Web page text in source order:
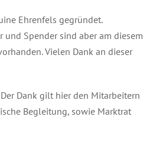
Ehrenfels gegründet.
Spender sind aber am diesem
Vielen Dank an dieser
Dank gilt hier den Mitarbeitern
Begleitung, sowie Marktrat